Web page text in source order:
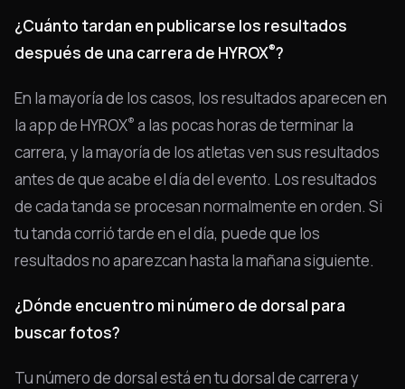
¿Cuánto tardan en publicarse los resultados
después de una carrera de HYROX®?
En la mayoría de los casos, los resultados aparecen en
la app de HYROX® a las pocas horas de terminar la
carrera, y la mayoría de los atletas ven sus resultados
antes de que acabe el día del evento. Los resultados
de cada tanda se procesan normalmente en orden. Si
tu tanda corrió tarde en el día, puede que los
resultados no aparezcan hasta la mañana siguiente.
¿Dónde encuentro mi número de dorsal para
buscar fotos?
Tu número de dorsal está en tu dorsal de carrera y